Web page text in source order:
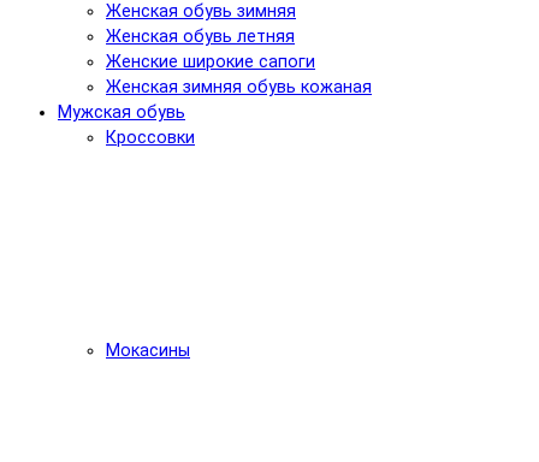
Женская обувь зимняя
Женская обувь летняя
Женские широкие сапоги
Женская зимняя обувь кожаная
Мужская обувь
Кроссовки
Мокасины